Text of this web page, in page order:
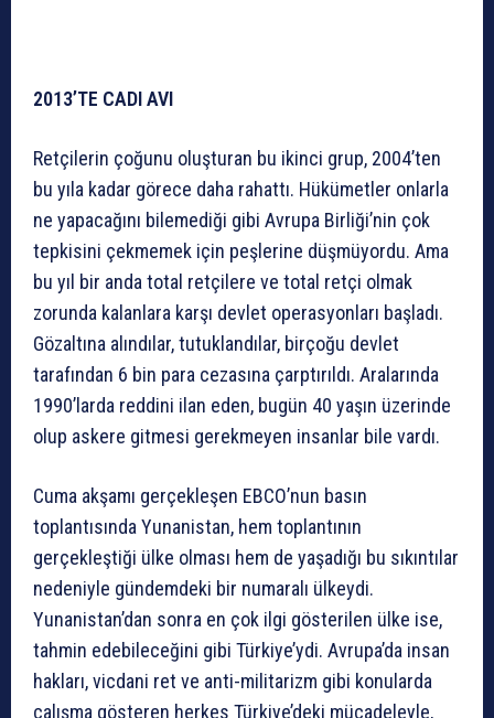
2013’TE CADI AVI
Retçilerin çoğunu oluşturan bu ikinci grup, 2004’ten
bu yıla kadar görece daha rahattı. Hükümetler onlarla
ne yapacağını bilemediği gibi Avrupa Birliği’nin çok
tepkisini çekmemek için peşlerine düşmüyordu. Ama
bu yıl bir anda total retçilere ve total retçi olmak
zorunda kalanlara karşı devlet operasyonları başladı.
Gözaltına alındılar, tutuklandılar, birçoğu devlet
tarafından 6 bin para cezasına çarptırıldı. Aralarında
1990’larda reddini ilan eden, bugün 40 yaşın üzerinde
olup askere gitmesi gerekmeyen insanlar bile vardı.
Cuma akşamı gerçekleşen EBCO’nun basın
toplantısında Yunanistan, hem toplantının
gerçekleştiği ülke olması hem de yaşadığı bu sıkıntılar
nedeniyle gündemdeki bir numaralı ülkeydi.
Yunanistan’dan sonra en çok ilgi gösterilen ülke ise,
tahmin edebileceğini gibi Türkiye’ydi. Avrupa’da insan
hakları, vicdani ret ve anti-militarizm gibi konularda
çalışma gösteren herkes Türkiye’deki mücadeleyle,